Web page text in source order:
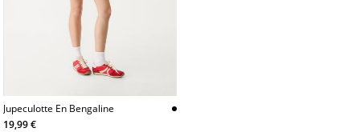
Jupeculotte En Bengaline
19,99 €